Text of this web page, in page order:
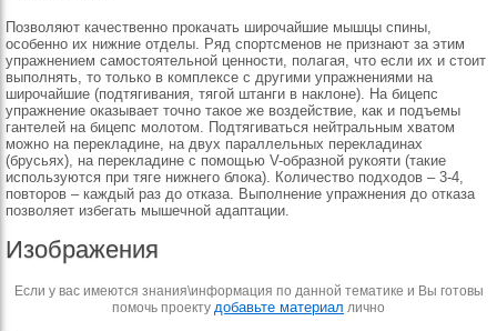
Позволяют качественно прокачать широчайшие мышцы спины,
особенно их нижние отделы. Ряд спортсменов не признают за этим
упражнением самостоятельной ценности, полагая, что если их и стоит
выполнять, то только в комплексе с другими упражнениями на
широчайшие (подтягивания, тягой штанги в наклоне). На бицепс
упражнение оказывает точно такое же воздействие, как и подъемы
гантелей на бицепс молотом. Подтягиваться нейтральным хватом
можно на перекладине, на двух параллельных перекладинах
(брусьях), на перекладине с помощью V-образной рукояти (такие
используются при тяге нижнего блока). Количество подходов – 3-4,
повторов – каждый раз до отказа. Выполнение упражнения до отказа
позволяет избегать мышечной адаптации.
Изображения
Если у вас имеются знания\информация по данной тематике и Вы готовы
помочь проекту добавьте материал лично